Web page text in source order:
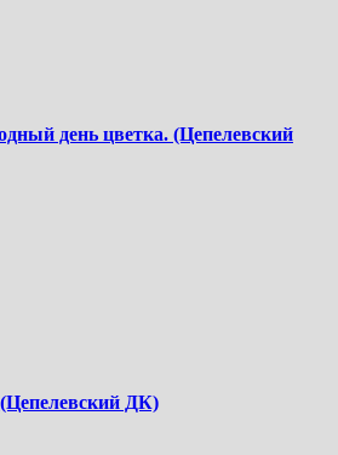
день цветка. (Цепелевский
(Цепелевский ДК)